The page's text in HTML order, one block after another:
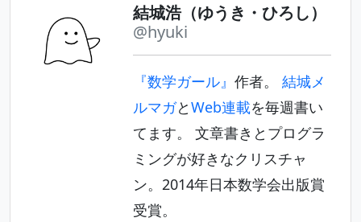
結城浩（ゆうき・ひろし）
@hyuki
『数学ガール』 作者。 結城メ
ルマガとWeb連載を毎週書い
てます。 文章書きとプログラ
ミングが好きなクリスチャ
ン。2014年日本数学会出版賞
受賞。